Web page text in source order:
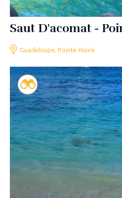
Saut D'acomat -
Guadeloupe, Pointe-Noire